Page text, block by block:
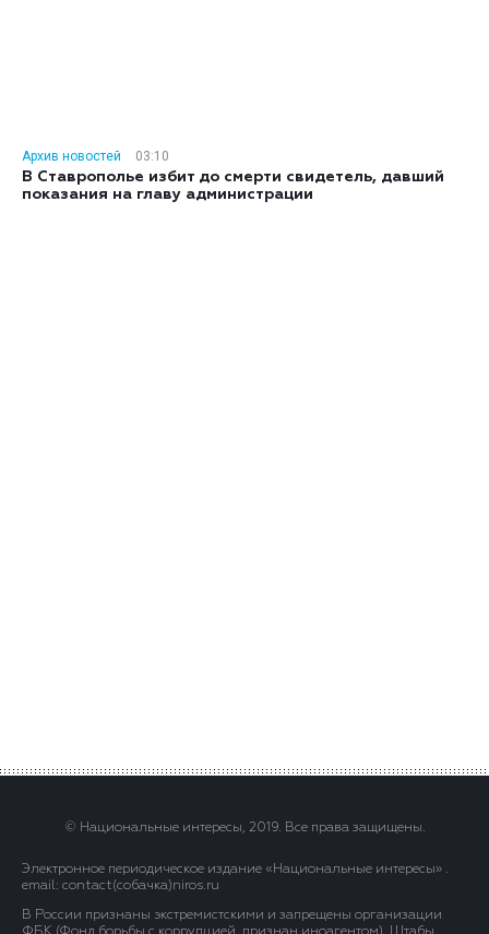
Архив новостей
03:10
В Ставрополье избит до смерти свидетель, давший
показания на главу администрации
© Национальные интересы, 2019. Все права защищены.
Электронное периодическое издание «Национальные интересы» .
email: contact(сoбaчка)niros.ru
В России признаны экстремистскими и запрещены организации